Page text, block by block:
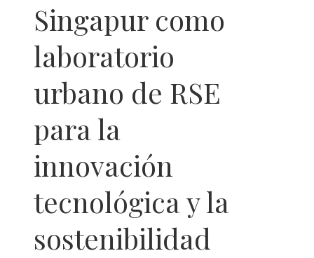
Singapur como
laboratorio
urbano de RSE
para la
innovación
tecnológica y la
sostenibilidad